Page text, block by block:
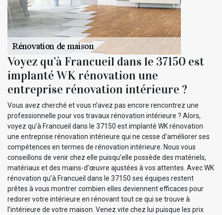
Voyez qu’à Francueil dans le 37150 est
implanté WK rénovation une
entreprise rénovation intérieure ?
Vous avez cherché et vous n’avez pas encore rencontrez une
professionnelle pour vos travaux rénovation intérieure ? Alors,
voyez qu’à Francueil dans le 37150 est implanté WK rénovation
une entreprise rénovation intérieure qui ne cesse d’améliorer ses
compétences en termes de rénovation intérieure. Nous vous
conseillons de venir chez elle puisqu’elle possède des matériels,
matériaux et des mains-d’œuvre ajustées à vos attentes. Avec WK
rénovation qu’à Francueil dans le 37150 ses équipes restent
prêtes à vous montrer combien elles deviennent efficaces pour
redorer votre intérieure en rénovant tout ce qui se trouve à
l’intérieure de votre maison. Venez vite chez lui puisque les prix